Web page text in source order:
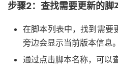
步骤2：查找需要更新的脚
在脚本列表中，找到需要
旁边会显示当前版本信息。
通过点击脚本名称，可以